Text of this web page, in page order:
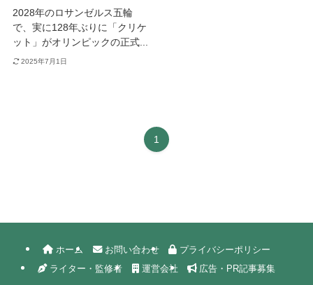
2028年のロサンゼルス五輪
で、実に128年ぶりに「クリケ
ット」がオリンピックの正式...
2025年7月1日
1
ホーム お問い合わせ
プライバシーポリシー
ライター・監修者
運営会社 広告・PR記事募集